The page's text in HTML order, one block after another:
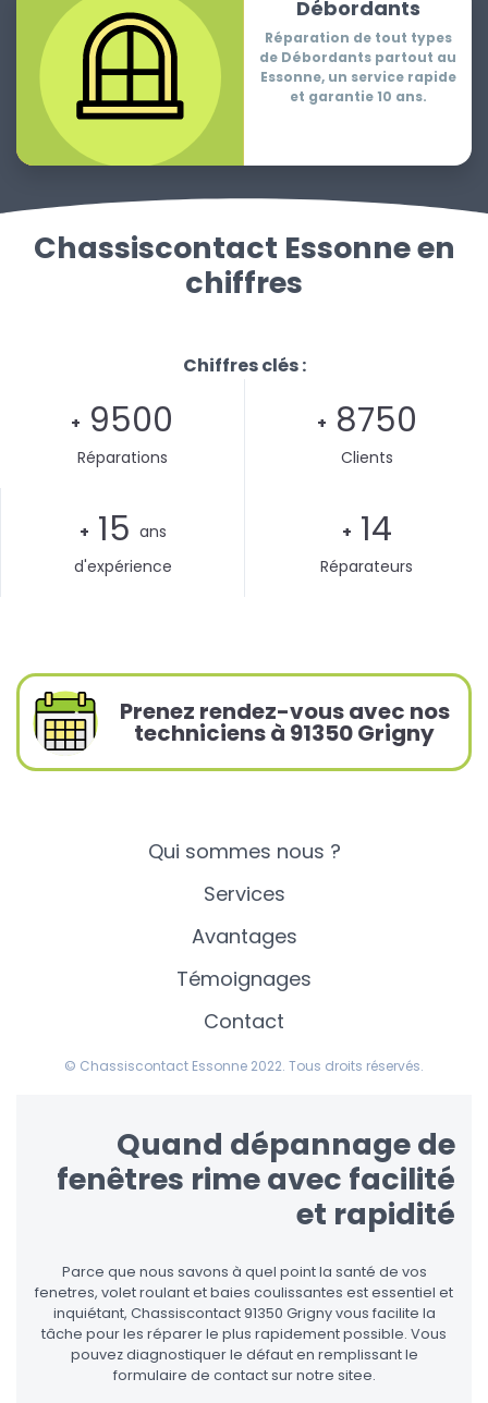
Débordants
Réparation de tout types
de Débordants partout au
Essonne, un service rapide
et garantie 10 ans.
Chassiscontact Essonne en
chiffres
Chiffres clés :
+ 9500
Réparations
+ 8750
Clients
+ 15 ans
d'expérience
+ 14
Réparateurs
Prenez rendez-vous avec nos
techniciens à 91350 Grigny
Qui sommes nous ?
Services
Avantages
Témoignages
Contact
© Chassiscontact Essonne 2022. Tous droits réservés.
Quand dépannage de
fenêtres rime avec facilité
et rapidité
Parce que nous savons à quel point la santé de vos
fenetres, volet roulant et baies coulissantes est essentiel et
inquiétant, Chassiscontact 91350 Grigny vous facilite la
tâche pour les réparer le plus rapidement possible. Vous
pouvez diagnostiquer le défaut en remplissant le
formulaire de contact sur notre sitee.